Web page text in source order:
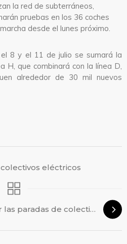
la red de subterráneos,
pruebas en los 36 coches
desde el lunes próximo.
8 y el 11 de julio se sumará la
H, que combinará con la línea D,
alrededor de 30 mil nuevos
eléctricos
Neuquén: Piden reparar las paradas de colectivos